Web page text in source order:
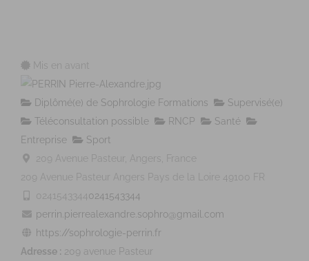
Mis en avant
Diplômé(e) de Sophrologie Formations
Supervisé(e)
Téléconsultation possible
RNCP
Santé
Entreprise
Sport
209 Avenue Pasteur, Angers, France
209 Avenue Pasteur Angers Pays de la Loire 49100
FR
02415433440241543344
perrin.pierrealexandre.sophro@gmail.com
https://sophrologie-perrin.fr
Adresse : 209 avenue Pasteur